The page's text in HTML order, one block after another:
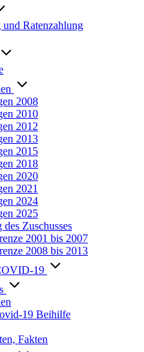
und Ratenzahlung
2008
2010
2012
2013
2015
2018
2020
2021
2024
2025
Zuschusses
2001 bis 2007
2008 bis 2013
19
19 Beihilfe
Fakten